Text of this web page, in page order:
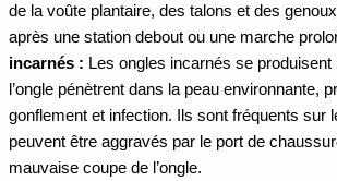
de la voûte plantaire, des talons et des
après une station debout ou une marche
incarnés : Les ongles incarnés se
l’ongle pénètrent dans la peau environnante,
gonflement et infection. Ils sont fréquents sur
peuvent être aggravés par le port de
mauvaise coupe de l’ongle.